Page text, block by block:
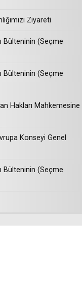
Ziyareti
Bülteninin (Seçme
Bülteninin (Seçme
Hakları Mahkemesine
Konseyi Genel
Bülteninin (Seçme